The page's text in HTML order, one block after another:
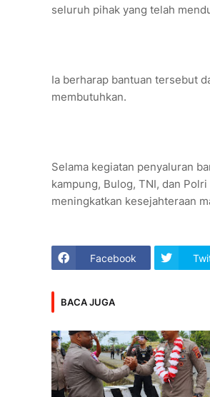
seluruh pihak yang telah
Ia berharap bantuan tersebut
membutuhkan.
Selama kegiatan penyaluran
kampung, Bulog, TNI, dan
meningkatkan kesejahteraan
Facebook
BACA JUGA